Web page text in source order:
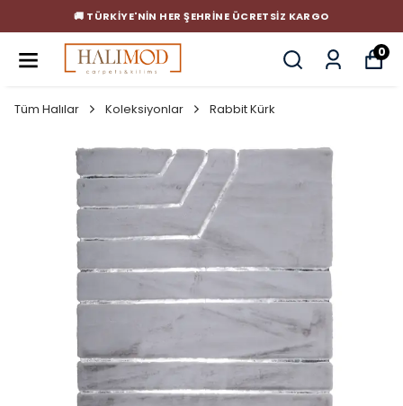
🚚 TÜRKIYE'NIN HER ŞEHRINE ÜCRETSIZ KARGO
0
Tüm Halılar Koleksiyonlar Rabbit Kürk